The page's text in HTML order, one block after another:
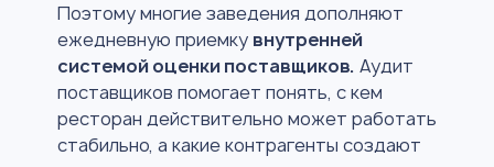
Поэтому многие заведения дополняют
ежедневную приемку внутренней
системой оценки поставщиков. Аудит
поставщиков помогает понять, с кем
ресторан действительно может работать
стабильно, а какие контрагенты создают